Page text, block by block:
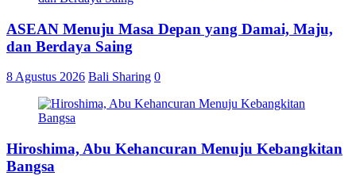
ASEAN Menuju Masa Depan yang Damai, Maju,
dan Berdaya Saing
8 Agustus 2026 Bali Sharing 0
Hiroshima, Abu Kehancuran Menuju Kebangkitan
Bangsa